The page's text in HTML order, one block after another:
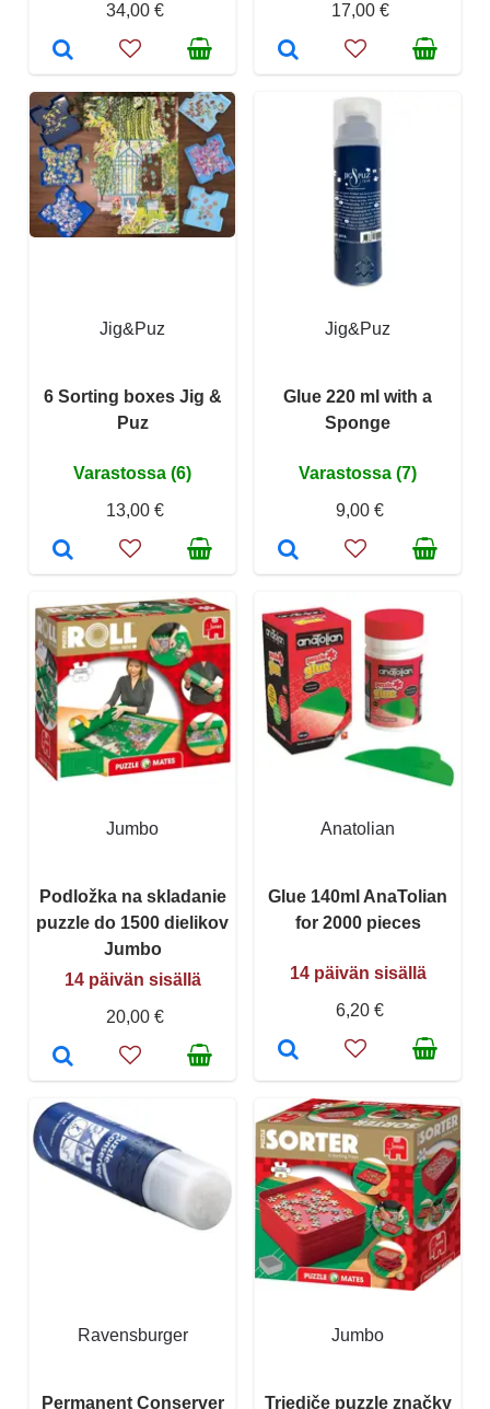
34,00 €
17,00 €
Jig&Puz
6 Sorting boxes Jig &
Puz
Varastossa (6)
13,00 €
Jig&Puz
Glue 220 ml with a
Sponge
Varastossa (7)
9,00 €
Jumbo
Podložka na skladanie
puzzle do 1500 dielikov
Jumbo
14 päivän sisällä
20,00 €
Anatolian
Glue 140ml AnaTolian
for 2000 pieces
14 päivän sisällä
6,20 €
Ravensburger
Permanent Conserver
Jumbo
Triediče puzzle značky